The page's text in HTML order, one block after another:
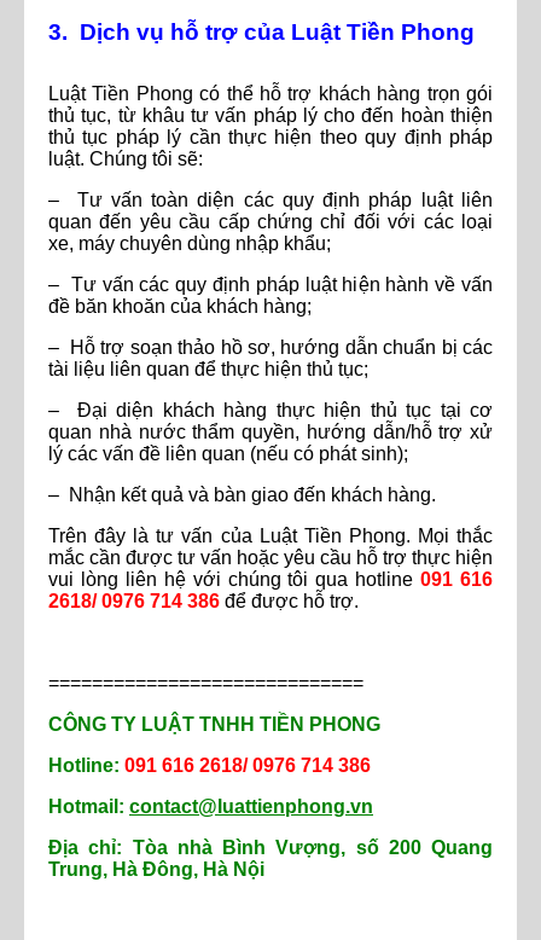
3. Dịch vụ hỗ trợ của Luật Tiền Phong
Luật Tiền Phong có thể hỗ trợ khách hàng trọn gói
thủ tục, từ khâu tư vấn pháp lý cho đến hoàn thiện
thủ tục pháp lý cần thực hiện theo quy định pháp
luật. Chúng tôi sẽ:
– Tư vấn toàn diện các quy định pháp luật liên
quan đến yêu cầu cấp chứng chỉ đối với các loại
xe, máy chuyên dùng nhập khẩu;
– Tư vấn các quy định pháp luật hiện hành về vấn
đề băn khoăn của khách hàng;
– Hỗ trợ soạn thảo hồ sơ, hướng dẫn chuẩn bị các
tài liệu liên quan để thực hiện thủ tục;
– Đại diện khách hàng thực hiện thủ tục tại cơ
quan nhà nước thẩm quyền, hướng dẫn/hỗ trợ xử
lý các vấn đề liên quan (nếu có phát sinh);
– Nhận kết quả và bàn giao đến khách hàng.
Trên đây là tư vấn của Luật Tiền Phong. Mọi thắc
mắc cần được tư vấn hoặc yêu cầu hỗ trợ thực hiện
vui lòng liên hệ với chúng tôi qua hotline091 616
2618/ 0976 714 386 để được hỗ trợ.
=============================
CÔNG TY LUẬT TNHH TIỀN PHONG
Hotline: 091 616 2618/ 0976 714 386
Hotmail: contact@luattienphong.vn
Địa chỉ: Tòa nhà Bình Vượng, số 200 Quang
Trung, Hà Đông, Hà Nội